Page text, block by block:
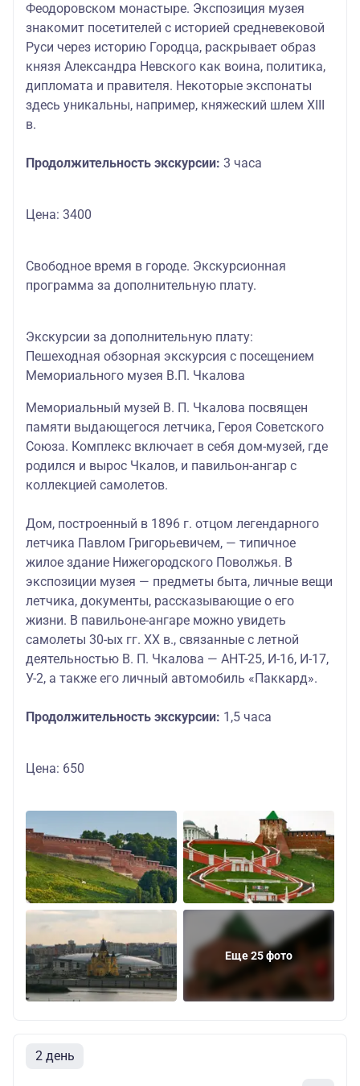
Феодоровском монастыре. Экспозиция музея
знакомит посетителей с историей средневековой
Руси через историю Городца, раскрывает образ
князя Александра Невского как воина, политика,
дипломата и правителя. Некоторые экспонаты
здесь уникальны, например, княжеский шлем XIII
в.
Продолжительность экскурсии: 3 часа
Цена: 3400
Свободное время в городе. Экскурсионная
программа за дополнительную плату.
Экскурсии за дополнительную плату:
Пешеходная обзорная экскурсия с посещением
Мемориального музея В.П. Чкалова
Мемориальный музей В. П. Чкалова посвящен
памяти выдающегося летчика, Героя Советского
Союза. Комплекс включает в себя дом-музей, где
родился и вырос Чкалов, и павильон-ангар с
коллекцией самолетов.
Дом, построенный в 1896 г. отцом легендарного
летчика Павлом Григорьевичем, — типичное
жилое здание Нижегородского Поволжья. В
экспозиции музея — предметы быта, личные вещи
летчика, документы, рассказывающие о его
жизни. В павильоне-ангаре можно увидеть
самолеты 30-ых гг. XX в., связанные с летной
деятельностью В. П. Чкалова — АНТ-25, И-16, И-17,
У-2, а также его личный автомобиль «Паккард».
Продолжительность экскурсии: 1,5 часа
Цена: 650
Еще 25 фото
2 день